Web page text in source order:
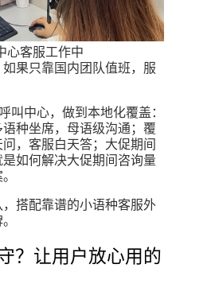
心客服工作中
果只靠国内团队值班，服
叫中心，做到本地化覆盖：
种坐席，母语级沟通；覆
，客服白天答；大促期间
如何解决大促期间咨询量
搭配靠谱的小语种客服外
？让用户放心用的